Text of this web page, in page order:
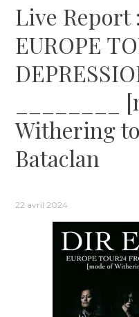
Live Report
EUROPE
________
Withering
Bataclan
22 avril 2024